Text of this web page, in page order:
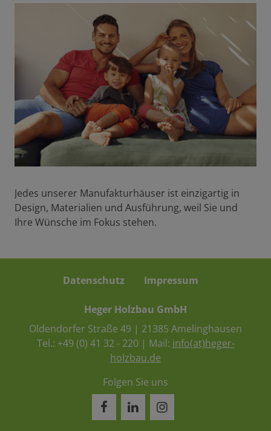
Jedes unserer Manufakturhäuser ist einzigartig in
Design, Materialien und Ausführung, weil Sie und
Ihre Wünsche im Fokus stehen.
Datenschutz Impressum
Heger Holzbau GmbH
Oldendorfer Straße 49 | 21385 Amelinghausen
Tel.: +49 (0) 41 32 - 220| Mail: info(at)heger-
holzbau.de
Folgen Sie uns